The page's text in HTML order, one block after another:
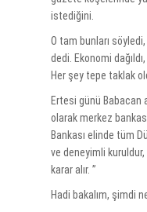
istediğini.
O tam bunları
dedi. Ekonomi
Her şey tepe taklak
Ertesi günü Babacan
olarak merkez
Bankası elinde tüm
ve deneyimli kuruldur,
karar alır. ”
Hadi bakalım, şimdi